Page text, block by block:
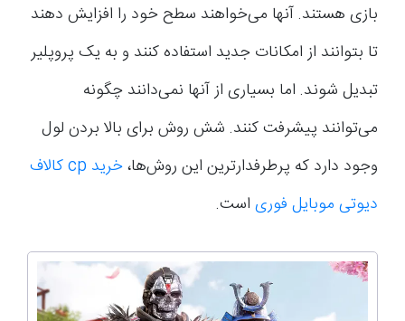
بازی هستند. آنها می‌خواهند سطح خود را افزایش دهند
تا بتوانند از امکانات جدید استفاده کنند و به یک پروپلیر
تبدیل شوند. اما بسیاری از آنها نمی‌دانند چگونه
می‌توانند پیشرفت کنند. شش روش برای بالا بردن لول
وجود دارد که پرطرفدارترین این روش‌ها،
خرید cp کالاف
دیوتی موبایل فوری است.